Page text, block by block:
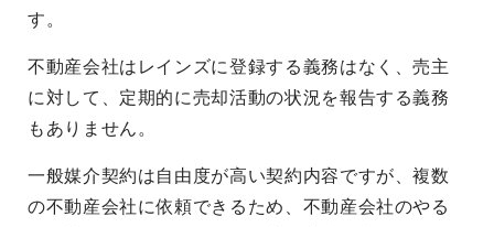
す。
不動産会社はレインズに登録する義務はなく、売主
に対して、定期的に売却活動の状況を報告する義務
もありません。
一般媒介契約は自由度が高い契約内容ですが、複数
の不動産会社に依頼できるため、不動産会社のやる